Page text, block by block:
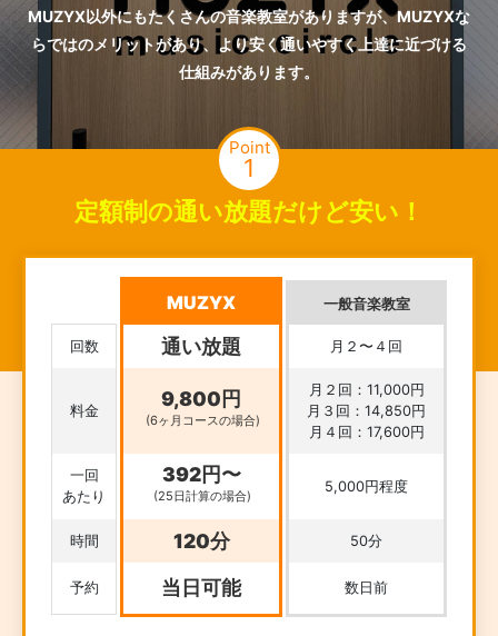
MUZYX以外にもたくさんの音楽教室がありますが、MUZYXな
らではのメリットがあり、より安く通いやすく上達に近づける
仕組みがあります。
Point
1
定額制の通い放題だけど安い！
MUZYX 一般音楽教室
回数 通い放題 月２〜４回
料金
9,800円
(6ヶ月コースの場合)
月２回：11,000円
月３回：14,850円
月４回：17,600円
一回
あたり
392円〜
(25日計算の場合)
5,000円程度
時間 120分 50分
予約 当日可能 数日前